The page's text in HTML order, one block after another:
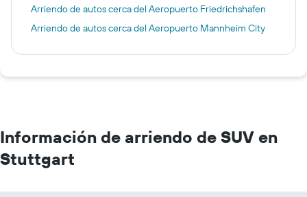
Arriendo de autos cerca del Aeropuerto Friedrichshafen
Arriendo de autos cerca del Aeropuerto Mannheim City
Información de arriendo de SUV en
Stuttgart